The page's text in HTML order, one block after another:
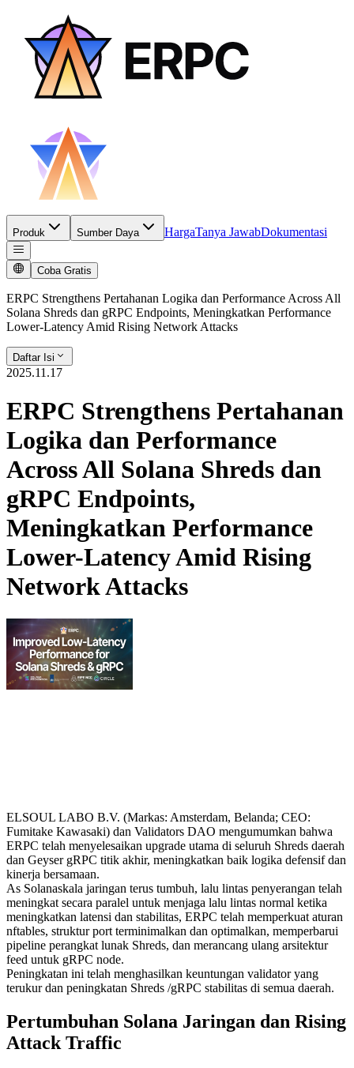
Produk Sumber Daya HargaTanya JawabDokumentasi
Coba Gratis
ERPC Strengthens Pertahanan Logika dan Performance Across All
Solana Shreds dan gRPC Endpoints, Meningkatkan Performance
Lower-Latency Amid Rising Network Attacks
Daftar Isi
2025.11.17
ERPC Strengthens Pertahanan
Logika dan Performance
Across All Solana Shreds dan
gRPC Endpoints,
Meningkatkan Performance
Lower-Latency Amid Rising
Network Attacks
ELSOUL LABO B.V. (Markas: Amsterdam, Belanda; CEO:
Fumitake Kawasaki) dan Validators DAO mengumumkan bahwa
ERPC telah menyelesaikan upgrade utama di seluruh Shreds daerah
dan Geyser gRPC titik akhir, meningkatkan baik logika defensif dan
kinerja bersamaan.
As Solanaskala jaringan terus tumbuh, lalu lintas penyerangan telah
meningkat secara paralel untuk menjaga lalu lintas normal ketika
meningkatkan latensi dan stabilitas, ERPC telah memperkuat aturan
nftables, struktur port terminimalkan dan optimalkan, memperbarui
pipeline perangkat lunak Shreds, dan merancang ulang arsitektur
feed untuk gRPC node.
Peningkatan ini telah menghasilkan keuntungan validator yang
terukur dan peningkatan Shreds /gRPC stabilitas di semua daerah.
Pertumbuhan Solana Jaringan dan Rising
Attack Traffic